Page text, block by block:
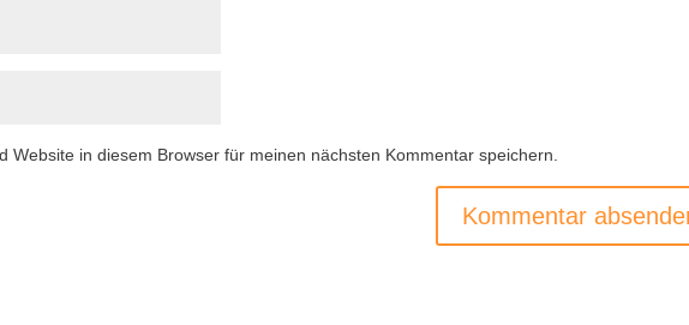
Website in diesem Browser für meinen nächsten Kommentar speichern.